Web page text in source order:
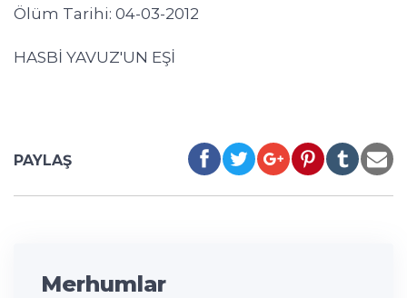
Ölüm Tarihi: 04-03-2012
HASBİ YAVUZ'UN EŞİ
PAYLAŞ
Merhumlar